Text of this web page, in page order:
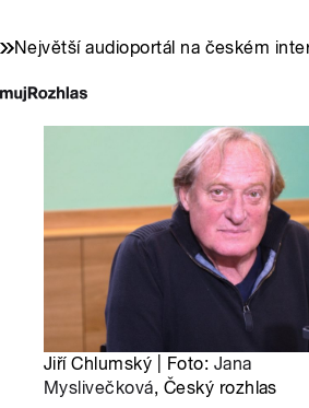
Největší audioportál na českém
Jiří Chlumský | Foto: Jana
Myslivečková, Český rozhlas